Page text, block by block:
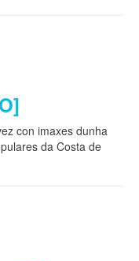
con imaxes dunha
da Costa de